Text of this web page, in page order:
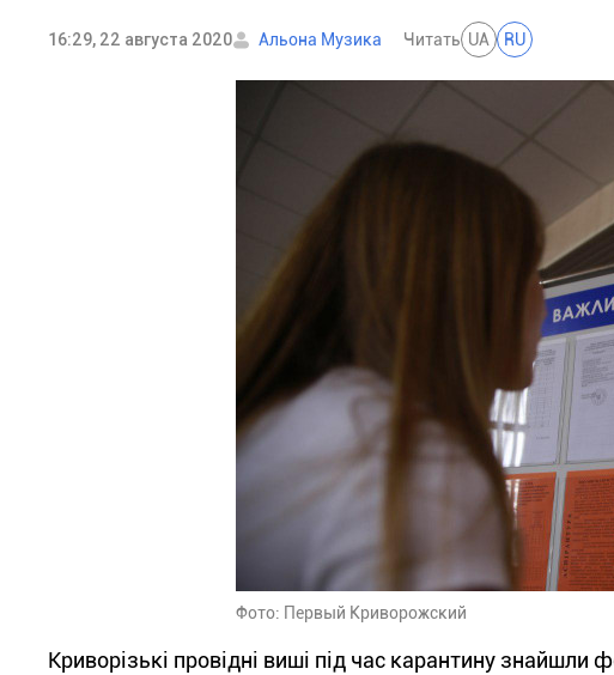
16:29, 22 августа 2020 Альона Музика Читать UA RU
Фото: Первый Криворожский
Криворізькі провідні виші під час карантину знайшли